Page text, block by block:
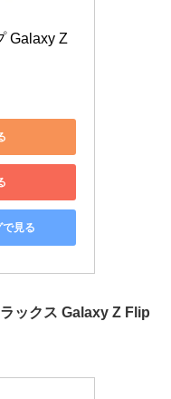
Galaxy Z
見る
ックス Galaxy Z Flip